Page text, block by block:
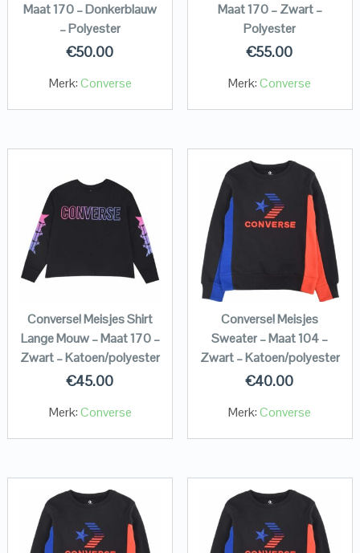
Maat 170 – Donkerblauw
– Polyester
€50.00
Merk:Converse
Maat 170 – Zwart –
Polyester
€55.00
Merk:Converse
Converse! Meisjes Shirt
Lange Mouw – Maat 170 –
Zwart – Katoen/polyester
€45.00
Merk:Converse
Converse! Meisjes
Sweater – Maat 104 –
Zwart – Katoen/polyester
€40.00
Merk:Converse